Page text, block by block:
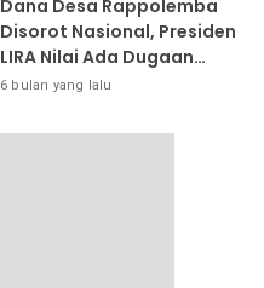
Dana Desa Rappolemba
Disorot Nasional, Presiden
LIRA Nilai Ada Dugaan
Abuse of Power
6 bulan yang lalu